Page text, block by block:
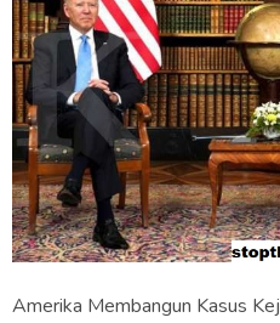
Amerika Membangun Kasus